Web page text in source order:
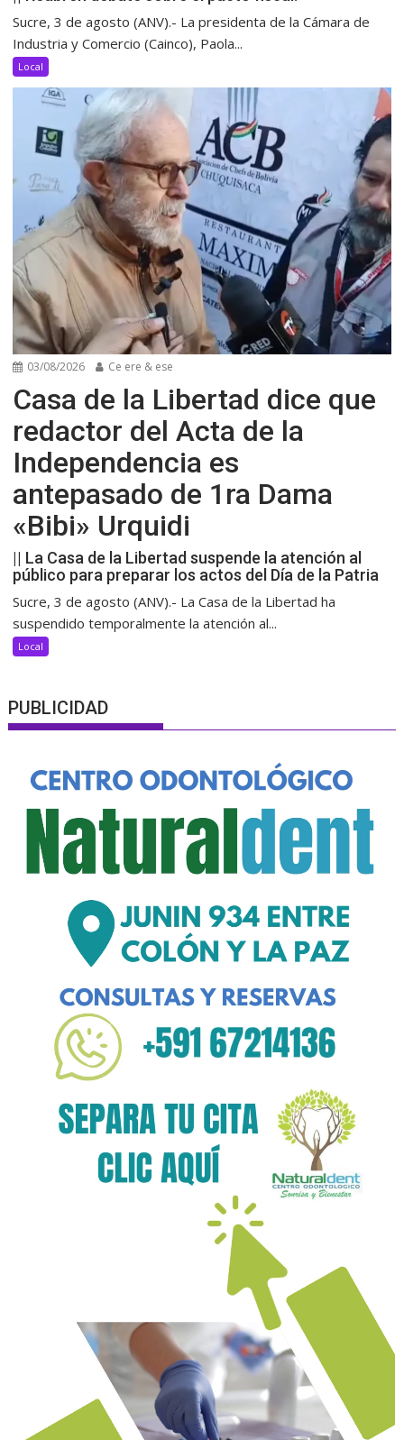
Sucre, 3 de agosto (ANV).- La presidenta de la Cámara de
Industria y Comercio (Cainco), Paola...
Local
03/08/2026 Ce ere & ese
Casa de la Libertad dice que
redactor del Acta de la
Independencia es
antepasado de 1ra Dama
«Bibi» Urquidi
|| La Casa de la Libertad suspende la atención al
público para preparar los actos del Día de la Patria
Sucre, 3 de agosto (ANV).- La Casa de la Libertad ha
suspendido temporalmente la atención al...
Local
PUBLICIDAD